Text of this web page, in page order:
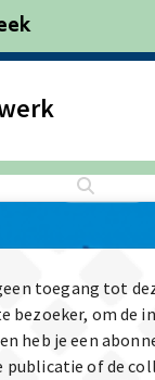
toegang tot
bezoeker, om de
heb je een
publicatie of de